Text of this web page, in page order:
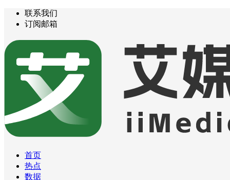
联系我们
订阅邮箱
首页
热点
数据